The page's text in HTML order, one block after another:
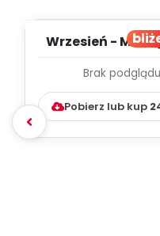
Wrzesień -
Brak podglądu
Pobierz lub kup